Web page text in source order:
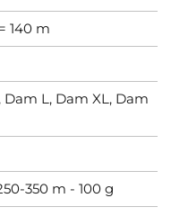
140 m
Dam L, Dam XL, Dam
350 m - 100 g